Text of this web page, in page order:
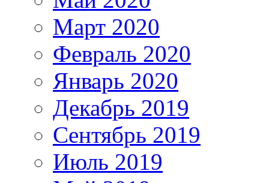
Март 2020
Февраль 2020
Январь 2020
Декабрь 2019
Сентябрь 2019
Июль 2019